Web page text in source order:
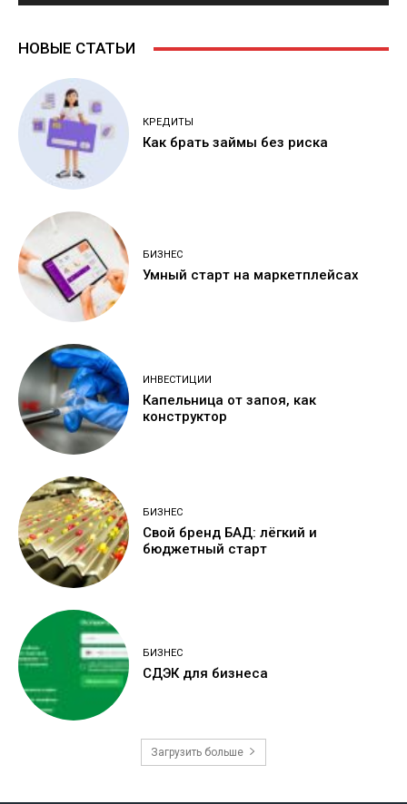
НОВЫЕ СТАТЬИ
КРЕДИТЫ
Как брать займы без риска
БИЗНЕС
Умный старт на маркетплейсах
ИНВЕСТИЦИИ
Капельница от запоя, как
конструктор
БИЗНЕС
Свой бренд БАД: лёгкий и
бюджетный старт
БИЗНЕС
СДЭК для бизнеса
Загрузить больше